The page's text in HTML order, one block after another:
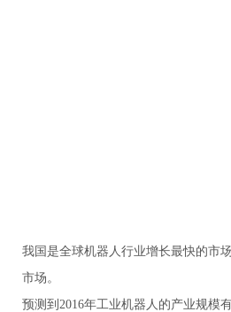
我国是全球机器人行业增长最快的市
市场。
预测到2016年工业机器人的产业规模